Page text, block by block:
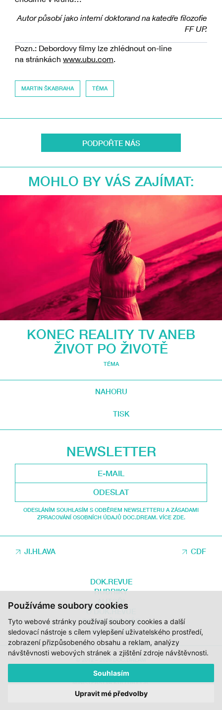
Používáme soubory cookies
Tyto webové stránky používají soubory cookies a další
sledovací nástroje s cílem vylepšení uživatelského prostředí,
zobrazení přizpůsobeného obsahu a reklam, analýzy
návštěvnosti webových stránek a zjištění zdroje návštěvnosti.
Souhlasím
Upravit mé předvolby
Autor působí jako interní doktorand na katedře filozofie
FF UP.
Pozn.: Debordovy filmy lze zhlédnout on-line
na stránkách www.ubu.com.
MARTIN ŠKABRAHA TÉMA
PODPOŘTE NÁS
MOHLO BY VÁS ZAJÍMAT:
KONEC REALITY TV ANEB
ŽIVOT PO ŽIVOTĚ
TÉMA
NAHORU
TISK
NEWSLETTER
ODESLAT
ODESLÁNÍM SOUHLASÍM S ODBĚREM NEWSLETTERU A ZÁSADAMI
ZPRACOVÁNÍ OSOBNÍCH ÚDAJŮ DOC.DREAM. VÍCE ZDE.
JI.HLAVA CDF
DOK.REVUE
RUBRIKY
AUTOŘI
O DOK.REVUE
PODPOŘTE NÁS
KONTAKTY
ZA PODPORY STÁTNÍHO FONDU KINEMATOGRAFIE, KRAJE VYSOČINA A
MINISTERSTVA KULTURY ČR.
DESIGN:HMSDESIGN KÓD:S2 STUDIO